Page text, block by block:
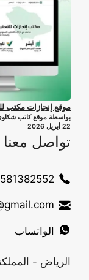
موقع إنجازات مكتب
بواسطة موقع كاتب
22 أبريل 2026
تواصل معنا
الواتساب
الرياض -